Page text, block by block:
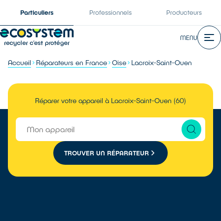
Particuliers Professionnels Producteurs
MENU
Accueil Réparateurs en France Oise Lacroix-Saint-Ouen
Réparer votre appareil à Lacroix-Saint-Ouen (60)
TROUVER UN RÉPARATEUR